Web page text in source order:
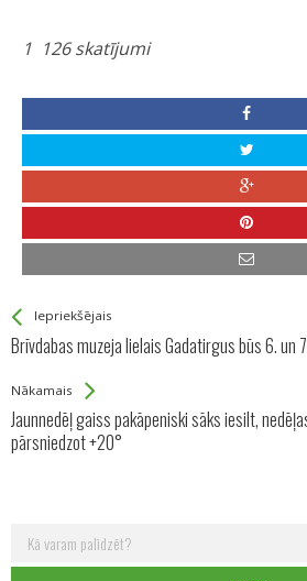
1 126 skatījumi
See more
Iepriekšējais
Brīvdabas muzeja lielais Gadatirgus būs 6. un
Back
All
Nākamais
Jaunnedēļ gaiss pakāpeniski sāks iesilt,
pārsniedzot +20°
Meklēt: